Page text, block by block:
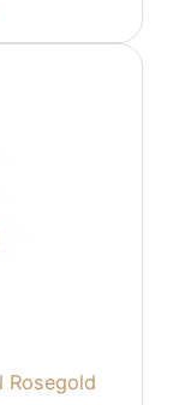
Rosegold